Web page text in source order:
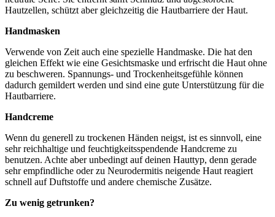
Hautzellen, schützt aber gleichzeitig die Hautbarriere der Haut.
Handmasken
Verwende von Zeit auch eine spezielle Handmaske. Die hat den
gleichen Effekt wie eine Gesichtsmaske und erfrischt die Haut ohne
zu beschweren. Spannungs- und Trockenheitsgefühle können
dadurch gemildert werden und sind eine gute Unterstützung für die
Hautbarriere.
Handcreme
Wenn du generell zu trockenen Händen neigst, ist es sinnvoll, eine
sehr reichhaltige und feuchtigkeitsspendende Handcreme zu
benutzen. Achte aber unbedingt auf deinen Hauttyp, denn gerade
sehr empfindliche oder zu Neurodermitis neigende Haut reagiert
schnell auf Duftstoffe und andere chemische Zusätze.
Zu wenig getrunken?